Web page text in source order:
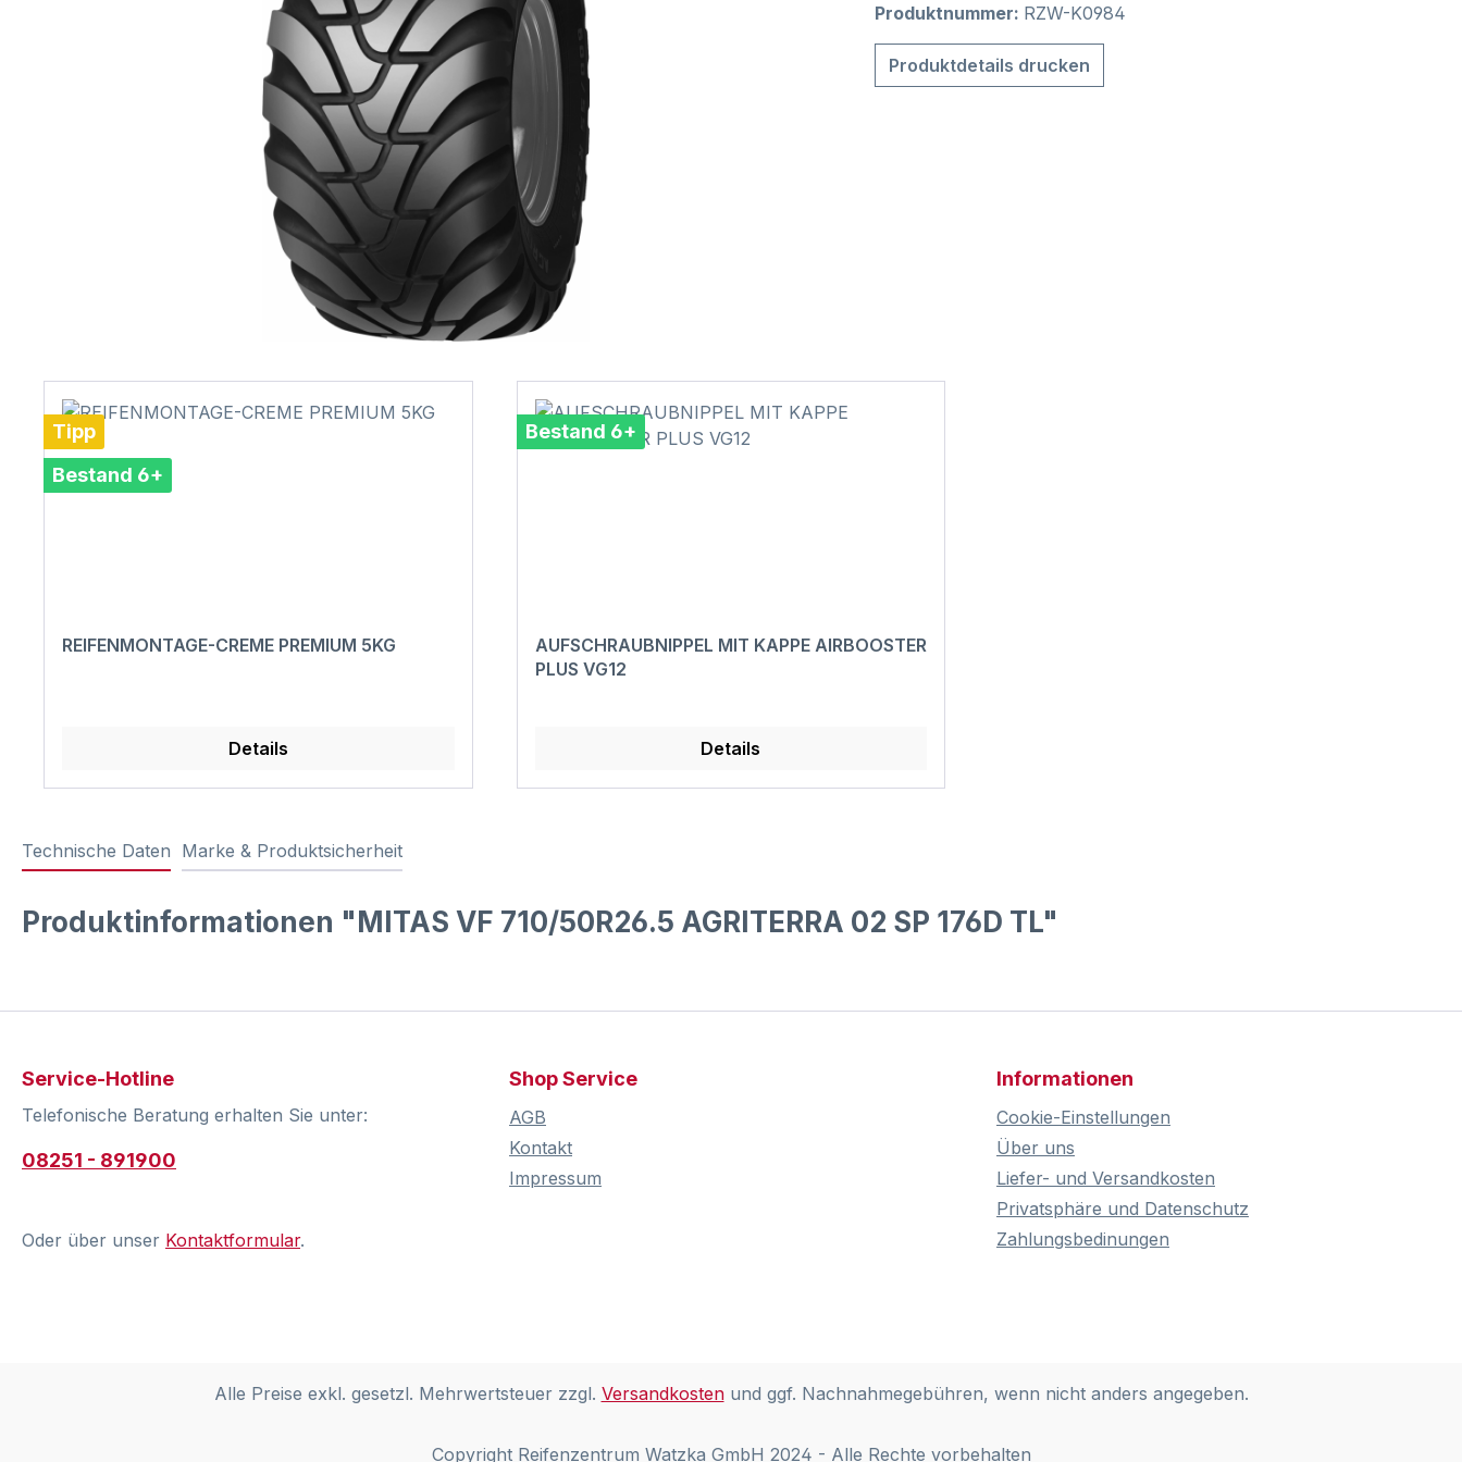
Produktnummer: RZW-K0984
Produktdetails drucken
Tipp
Bestand 6+
REIFENMONTAGE-CREME PREMIUM 5KG
Details
Bestand 6+
AUFSCHRAUBNIPPEL MIT KAPPE AIRBOOSTER
PLUS VG12
Details
Technische Daten Marke & Produktsicherheit
Produktinformationen "MITAS VF 710/50R26.5 AGRITERRA 02 SP 176D TL"
Service-Hotline
Telefonische Beratung erhalten Sie unter:
08251 - 891900
Oder über unser Kontaktformular.
Shop Service
AGB
Kontakt
Impressum
Informationen
Cookie-Einstellungen
Über uns
Liefer- und Versandkosten
Privatsphäre und Datenschutz
Zahlungsbedinungen
Alle Preise exkl. gesetzl. Mehrwertsteuer zzgl. Versandkostenund ggf. Nachnahmegebühren, wenn nicht anders angegeben.
Copyright Reifenzentrum Watzka GmbH 2024 - Alle Rechte vorbehalten